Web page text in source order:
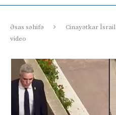
Əsas səhifə Cinayətkar İsrail
video